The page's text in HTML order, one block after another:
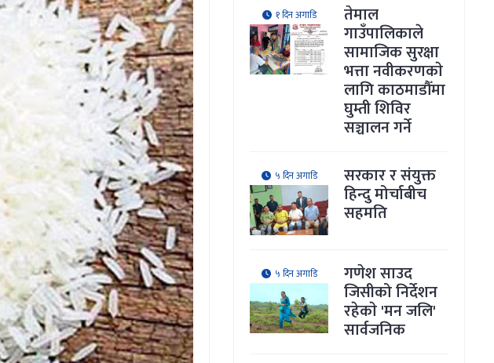
१ दिन अगाडि तेमाल
गाउँपालिकाले
सामाजिक सुरक्षा
भत्ता नवीकरणकाे
लागि काठमाडौँमा
घुम्ती शिविर
सञ्चालन गर्ने
५ दिन अगाडि सरकार र संयुक्त
हिन्दु मोर्चाबीच
सहमति
५ दिन अगाडि गणेश साउद
जिसीको निर्देशन
रहेकाे 'मन जलि'
सार्वजनिक